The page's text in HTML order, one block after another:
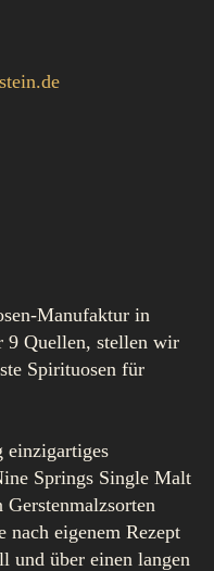
Manufaktur in
9 Quellen, stellen wir
Spirituosen für
einzigartiges
Springs Single Malt
nach eigenem Rezept
und über einen langen